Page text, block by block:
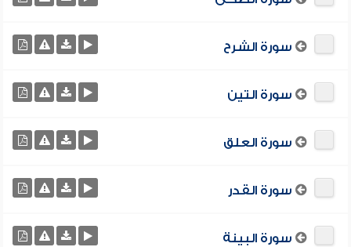
سورة الشرح
سورة التين
سورة العلق
سورة القدر
سورة البينة